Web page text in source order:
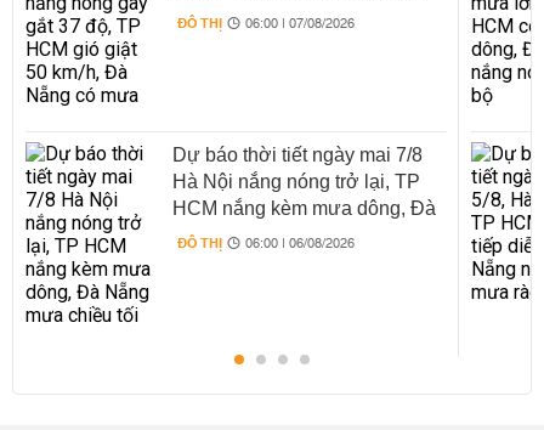
Đà Nẵng có mưa
ĐÔ THỊ 06:00 | 07/08/2026
Dự báo thời tiết ngày mai 7/8
Hà Nội nắng nóng trở lại, TP
HCM nắng kèm mưa dông, Đà
Nẵng mưa chiều tối
ĐÔ THỊ 06:00 | 06/08/2026